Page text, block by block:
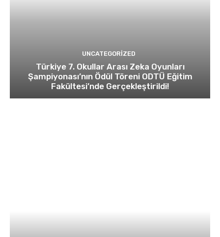
UNCATEGORIZED
Türkiye 7. Okullar Arası Zeka Oyunları
Şampiyonası’nın Ödül Töreni ODTÜ Eğitim
Fakültesi’nde Gerçekleştirildi!